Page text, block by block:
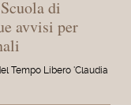
di
avvisi per
Tempo Libero 'Claudia